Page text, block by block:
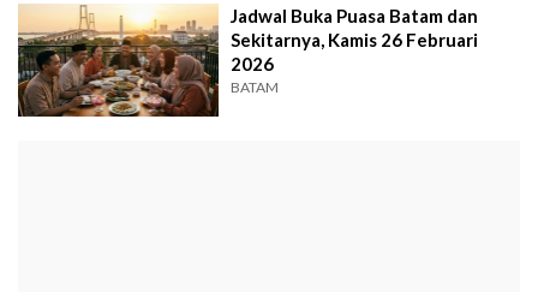
Jadwal Buka Puasa Batam dan
Sekitarnya, Kamis 26 Februari
2026
BATAM